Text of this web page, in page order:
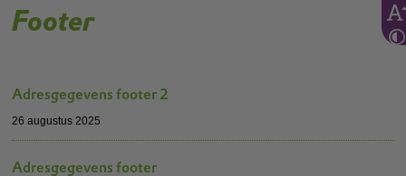
Footer
Adresgegevens footer 2
26 augustus 2025
Adresgegevens footer